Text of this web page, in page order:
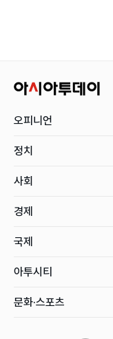
오피니언
정치
사회
경제
국제
아투시티
문화·스포츠